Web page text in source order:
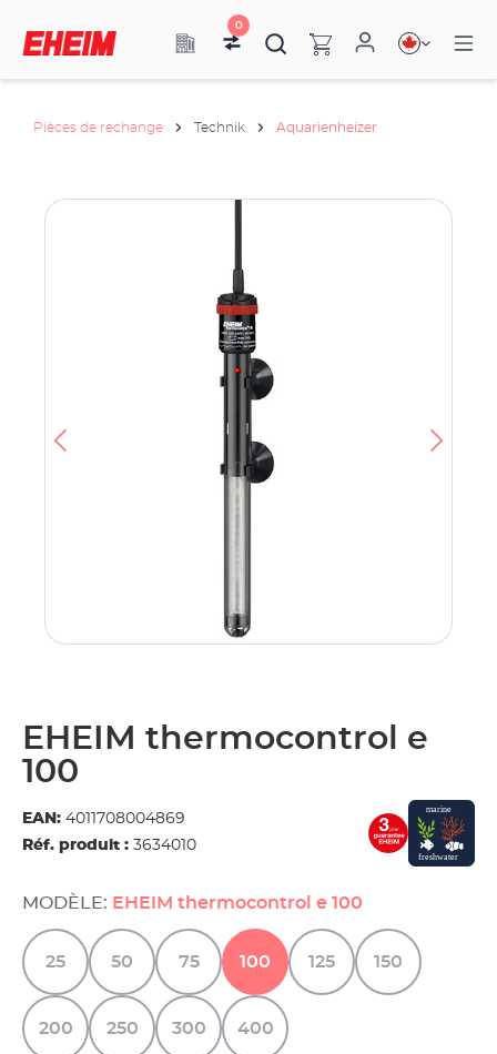
0
Pièces de rechange Technik Aquarienheizer
EHEIM thermocontrol e
100
EAN: 4011708004869
Réf. produit : 3634010
MODÈLE: EHEIM thermocontrol e 100
25 50 75 100 125 150
200 250 300 400